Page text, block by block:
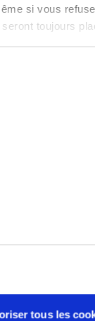
si vous
seront toujours
tous les